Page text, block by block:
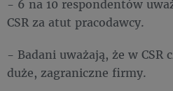
- 6 na 10 respondentów
CSR za atut pracodawcy.
- Badani uważają, że w CSR
duże, zagraniczne firmy.